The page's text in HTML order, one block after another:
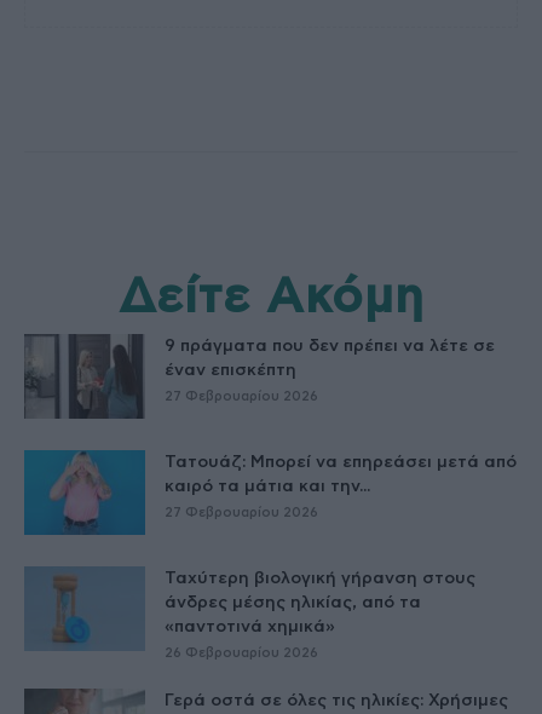
Δείτε Ακόμη
9 πράγματα που δεν πρέπει να λέτε σε
έναν επισκέπτη
27 Φεβρουαρίου 2026
Τατουάζ: Μπορεί να επηρεάσει μετά από
καιρό τα μάτια και την...
27 Φεβρουαρίου 2026
Ταχύτερη βιολογική γήρανση στους
άνδρες μέσης ηλικίας, από τα
«παντοτινά χημικά»
26 Φεβρουαρίου 2026
Γερά οστά σε όλες τις ηλικίες: Χρήσιμες